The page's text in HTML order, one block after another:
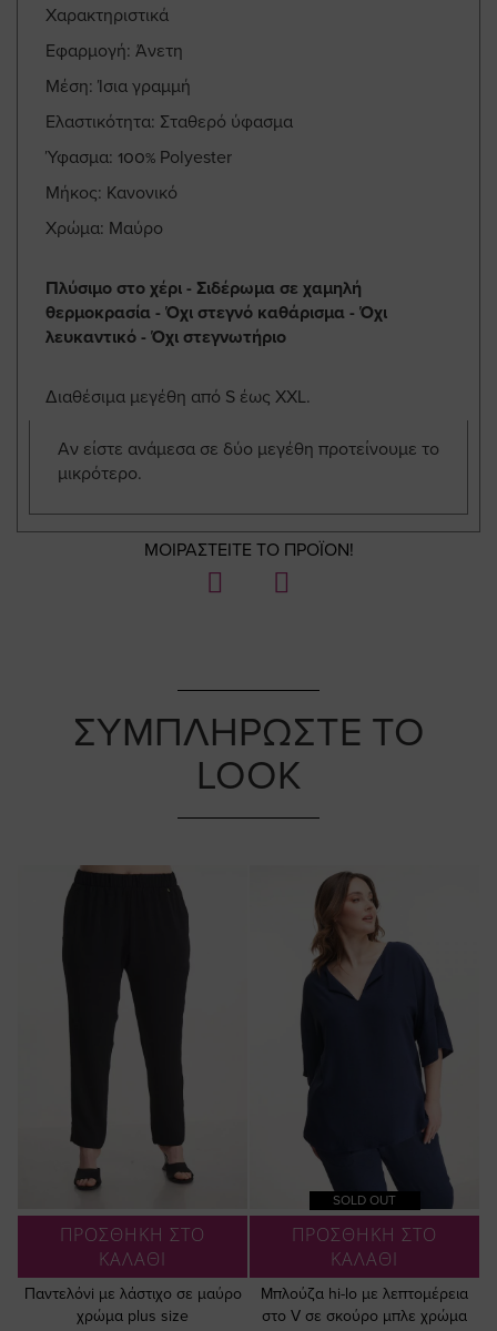
Χαρακτηριστικά
Εφαρμογή: Άνετη
Μέση: Ίσια γραμμή
Ελαστικότητα: Σταθερό ύφασμα
Ύφασμα: 100% Polyester
Μήκος: Κανονικό
Χρώμα: Μαύρο
Πλύσιμο στο χέρι - Σιδέρωμα σε χαμηλή
θερμοκρασία - Όχι στεγνό καθάρισμα - Όχι
λευκαντικό - Όχι στεγνωτήριο
Διαθέσιμα μεγέθη από S έως XXL.
Αν είστε ανάμεσα σε δύο μεγέθη προτείνουμε το
μικρότερο.
ΜΟΙΡΑΣΤΕΙΤΕ ΤΟ ΠΡΟΪΟΝ!
ΣΥΜΠΛΗΡΩΣΤΕ ΤΟ
LOOK
ΠΡΟΣΘΗΚΗ ΣΤΟ
ΚΑΛΑΘΙ
Παντελόνi με λάστιχο σε μαύρο
χρώμα plus size
SOLD OUT
ΠΡΟΣΘΗΚΗ ΣΤΟ
ΚΑΛΑΘΙ
Μπλούζα hi-lo με λεπτομέρεια
στο V σε σκούρο μπλε χρώμα